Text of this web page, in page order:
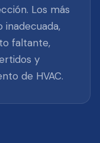
Los más
inadecuada,
faltante,
y
de HVAC.